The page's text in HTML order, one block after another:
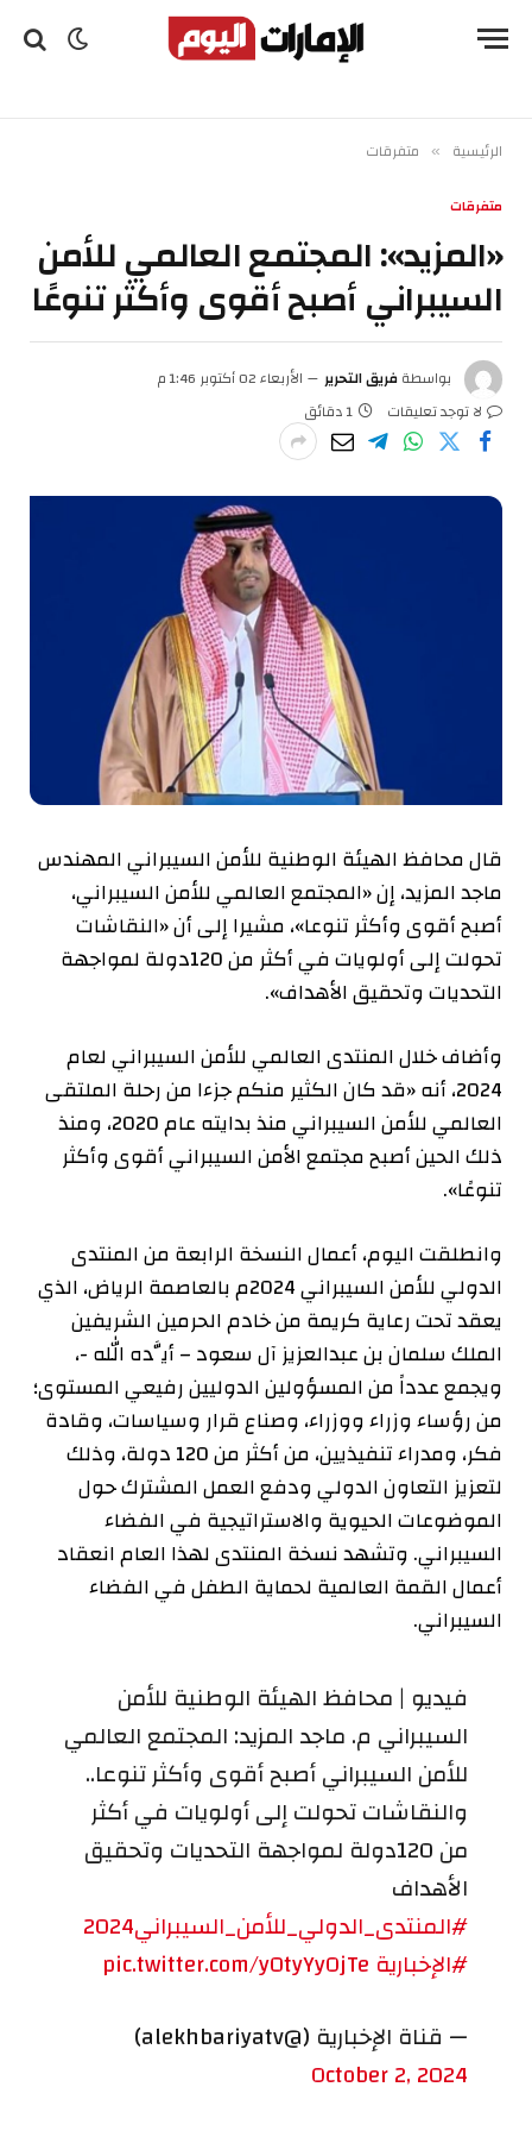
الرئيسية » متفرقات
متفرقات
«المزيد»: المجتمع العالمي للأمن
السيبراني أصبح أقوى وأكثر تنوعًا
بواسطةفريق التحرير
الأربعاء 02 أكتوبر 1:46 م
لا توجد تعليقات
1 دقائق
قال محافظ الهيئة الوطنية للأمن السيبراني المهندس
ماجد المزيد، إن «المجتمع العالمي للأمن السيبراني،
أصبح أقوى وأكثر تنوعا»، مشيرا إلى أن «النقاشات
تحولت إلى أولويات في أكثر من 120دولة لمواجهة
التحديات وتحقيق الأهداف».
وأضاف خلال المنتدى العالمي للأمن السيبراني لعام
2024، أنه «قد كان الكثير منكم جزءا من رحلة الملتقى
العالمي للأمن السيبراني منذ بدايته عام 2020، ومنذ
ذلك الحين أصبح مجتمع الأمن السيبراني أقوى وأكثر
تنوعًا».
وانطلقت اليوم، أعمال النسخة الرابعة من المنتدى
الدولي للأمن السيبراني 2024م بالعاصمة الرياض، الذي
يعقد تحت رعاية كريمة من خادم الحرمين الشريفين
الملك سلمان بن عبدالعزيز آل سعود – أيَّده الله -،
ويجمع عدداً من المسؤولين الدوليين رفيعي المستوى؛
من رؤساء وزراء ووزراء، وصناع قرار وسياسات، وقادة
فكر، ومدراء تنفيذيين، من أكثر من 120 دولة، وذلك
لتعزيز التعاون الدولي ودفع العمل المشترك حول
الموضوعات الحيوية والاستراتيجية في الفضاء
السيبراني. وتشهد نسخة المنتدى لهذا العام انعقاد
أعمال القمة العالمية لحماية الطفل في الفضاء
السيبراني.
فيديو | محافظ الهيئة الوطنية للأمن
السيبراني م. ماجد المزيد: المجتمع العالمي
للأمن السيبراني أصبح أقوى وأكثر تنوعا..
والنقاشات تحولت إلى أولويات في أكثر
من 120دولة لمواجهة التحديات وتحقيق
الأهداف
#المنتدى_الدولي_للأمن_السيبراني2024
#الإخبارية pic.twitter.com/y0tyYyOjTe
— قناة الإخبارية (@alekhbariyatv)
October 2, 2024